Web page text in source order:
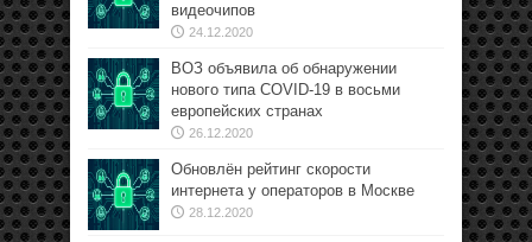
видеочипов
24.12.2020
ВОЗ объявила об обнаружении
нового типа COVID-19 в восьми
европейских странах
26.12.2020
Обновлён рейтинг скорости
интернета у операторов в Москве
28.12.2020